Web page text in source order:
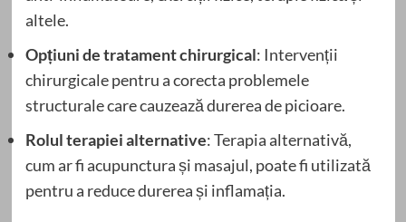
altele.
Opțiuni de tratament chirurgical: Intervenții
chirurgicale pentru a corecta problemele
structurale care cauzează durerea de picioare.
Rolul terapiei alternative: Terapia alternativă,
cum ar fi acupunctura și masajul, poate fi utilizată
pentru a reduce durerea și inflamația.